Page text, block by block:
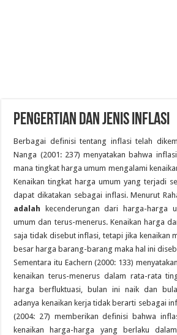
PENGERTIAN DAN JENIS INFLASI
Berbagai definisi tentang inflasi telah
Nanga (2001: 237) menyatakan bahwa
mana tingkat harga umum mengalami
Kenaikan tingkat harga umum yang terjadi
dapat dikatakan sebagai inflasi. Menurut
adalah kecenderungan dari harga-harga
umum dan terus-menerus. Kenaikan harga
saja tidak disebut inflasi, tetapi jika kenaikan
besar harga barang-barang maka hal ini
Sementara itu Eachern (2000: 133)
kenaikan terus-menerus dalam rata-rata
harga berfluktuasi, bulan ini naik dan
adanya kenaikan kerja tidak berarti sebagai
(2004: 27) memberikan definisi bahwa
kenaikan harga-harga yang berlaku